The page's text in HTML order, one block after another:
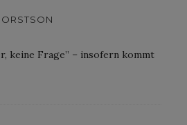
keine Frage” – insofern kommt